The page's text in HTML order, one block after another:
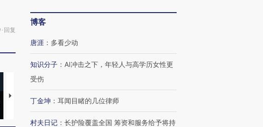
· 回复
视线｜HYROX的吸金
术：是什么让中产们甘
心“花钱找虐”？
马航飞行员跨国走私7万
粒摇头丸 尿检体内含3种
毒品
育部长拱下台
博客
唐涯 ： 多看少动
知识分子 ： AI冲击之下，年轻人与高学历女性更
受伤
丁金坤 ： 耳闻目睹的几位律师
村夫日记 ： 长护险覆盖全国 筹资和服务给予将持